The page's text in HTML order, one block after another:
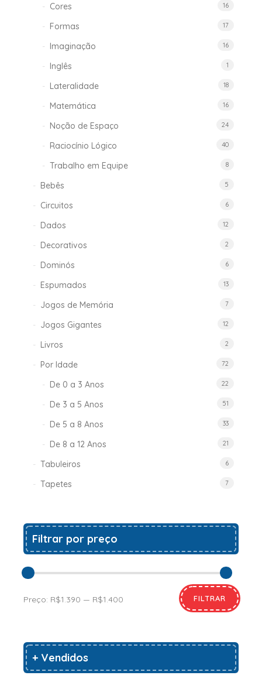
Cores 16
Formas 17
Imaginação 16
Inglês 1
Lateralidade 18
Matemática 16
Noção de Espaço 24
Raciocínio Lógico 40
Trabalho em Equipe 8
Bebês 5
Circuitos 6
Dados 12
Decorativos 2
Dominós 6
Espumados 13
Jogos de Memória 7
Jogos Gigantes 12
Livros 2
Por Idade 72
De 0 a 3 Anos 22
De 3 a 5 Anos 51
De 5 a 8 Anos 33
De 8 a 12 Anos 21
Tabuleiros 6
Tapetes 7
Filtrar por preço
FILTRAR
Preço: R$1.390 — R$1.400
+ Vendidos